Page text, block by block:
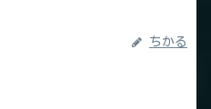
ちかる